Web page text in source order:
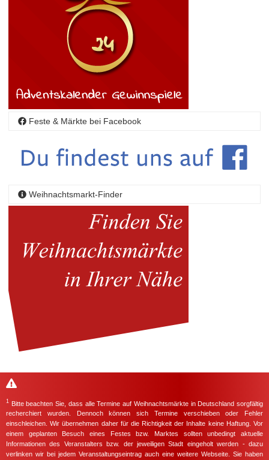
Feste & Märkte bei Facebook
Weihnachtsmarkt-Finder
1
Bitte beachten Sie, dass alle Termine auf Weihnachtsmärkte in Deutschland sorgfältig
recherchiert wurden. Dennoch können sich Termine verschieben oder Fehler
einschleichen. Wir übernehmen daher für die Richtigkeit der Inhalte keine Haftung. Vor
einem geplanten Besuch eines Festes bzw. Marktes sollten unbedingt aktuelle
Informationen des Veranstalters bzw. der jeweiligen Stadt eingeholt werden - dazu
verlinken wir bei jedem Veranstaltungseintrag auch eine weitere Webseite. Sie haben